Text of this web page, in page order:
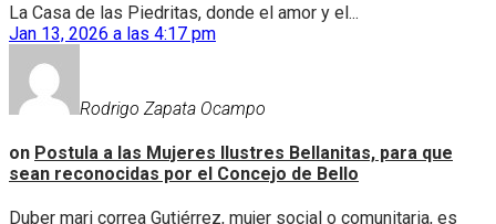
La Casa de las Piedritas, donde el amor y el...
Jan 13, 2026 a las 4:17 pm
Rodrigo Zapata Ocampo
on Postula a las Mujeres Ilustres Bellanitas, para que
sean reconocidas por el Concejo de Bello
Duber mari correa Gutiérrez, mujer social o comunitaria, es